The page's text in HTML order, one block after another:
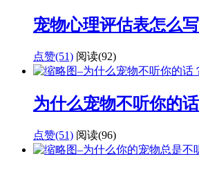
宠物心理评估表怎么
点赞(51) 阅读(92)
为什么宠物不听你的
点赞(51) 阅读(96)